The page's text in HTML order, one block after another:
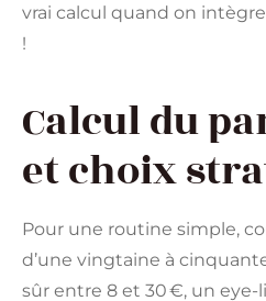
vrai calcul quand on
!
Calcul du
et choix
Pour une routine simple,
d’une vingtaine à
sûr entre 8 et 30 €, un